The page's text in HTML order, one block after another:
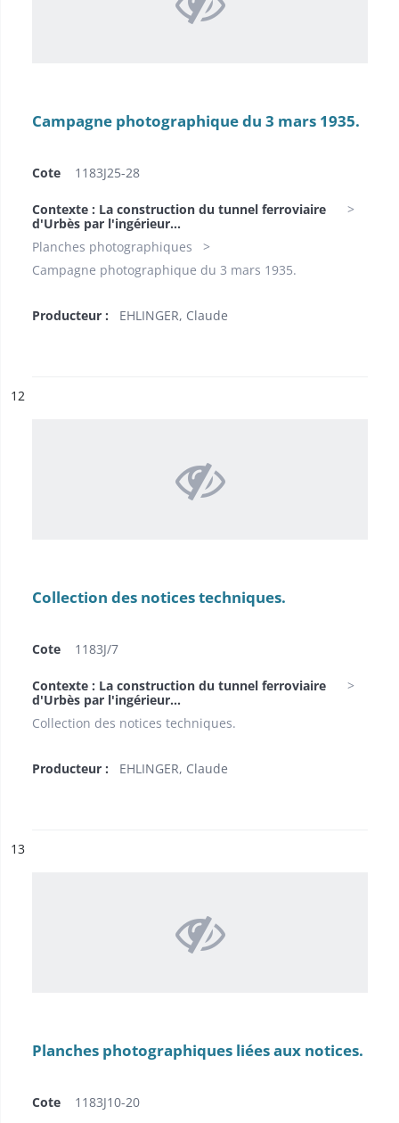
Campagne photographique du 3 mars 1935.
Cote 1183J25-28
Contexte : La construction du tunnel ferroviaire
d'Urbès par l'ingérieur...
Planches photographiques
Campagne photographique du 3 mars 1935.
Producteur : EHLINGER, Claude
n°
12
Collection des notices techniques.
Cote 1183J/7
Contexte : La construction du tunnel ferroviaire
d'Urbès par l'ingérieur...
Collection des notices techniques.
Producteur : EHLINGER, Claude
n°
13
Planches photographiques liées aux notices.
Cote 1183J10-20